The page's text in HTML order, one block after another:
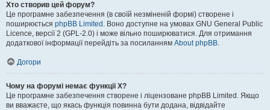
Хто створив цей форум?
Це програмне забезпечення (в своїй незміненій формі) створене і
поширюється phpBB Limited . Воно доступне на умовах GNU General Public
Licence, версії 2 (GPL-2.0) і може вільно поширюватися. Для отримання
додаткової інформації перейдіть за посиланням About phpBB.
Догори
Чому на форумі немає функції X?
Це програмне забезпечення створене і ліцензоване phpBB Limited. Якщо
ви вважаєте, що якась функція повинна бути додана, відвідайте